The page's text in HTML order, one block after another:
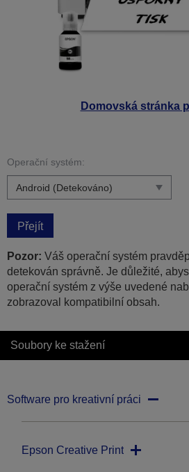
Domovská stránka
Operační systém:
Přejít
Pozor: Váš operační systém
detekován správně. Je důležité,
operační systém z výše uvedené
zobrazoval kompatibilní obsah.
Soubory ke stažení
Software pro kreativní práci
Epson Creative Print